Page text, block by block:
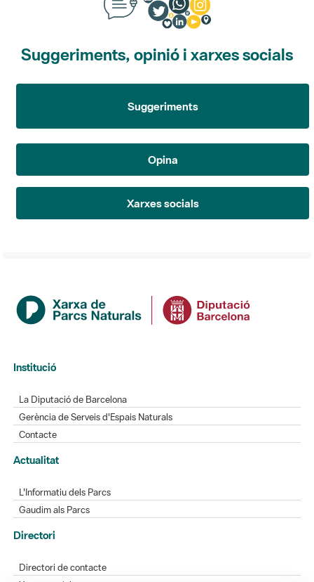
Suggeriments, opinió i xarxes socials
Suggeriments
Opina
Xarxes socials
Institució
La Diputació de Barcelona
Gerència de Serveis d'Espais Naturals
Contacte
Actualitat
L'Informatiu dels Parcs
Gaudim als Parcs
Directori
Directori de contacte